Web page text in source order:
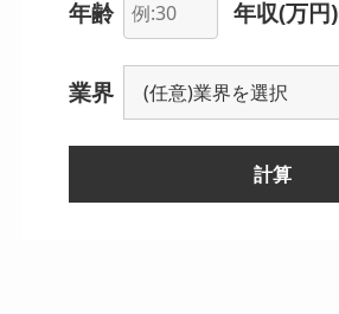
年齢 年収(万円)
業界
計算